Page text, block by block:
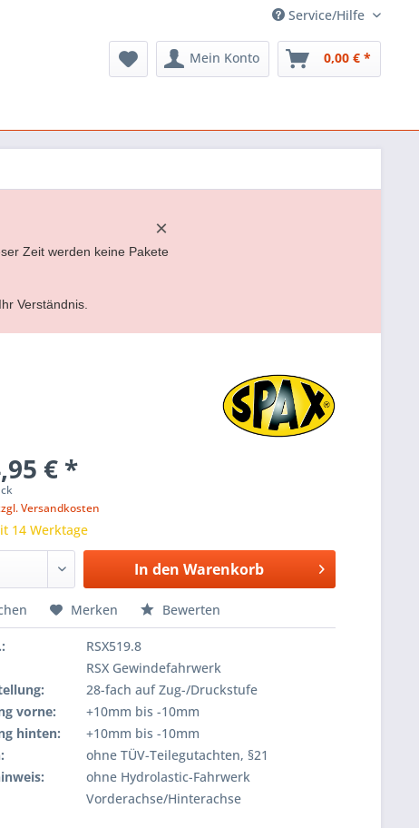
Service/Hilfe
Mein Konto 0,00 € *
×
Zeit werden keine Pakete
Verständnis.
€ *
Versandkosten
14 Werktage
In den Warenkorb
Merken Bewerten
RSX519.8
RSX Gewindefahrwerk
28-fach auf Zug-/Druckstufe
vorne:
+10mm bis -10mm
hinten:
+10mm bis -10mm
ohne TÜV-Teilegutachten, §21
ohne Hydrolastic-Fahrwerk
Vorderachse/Hinterachse